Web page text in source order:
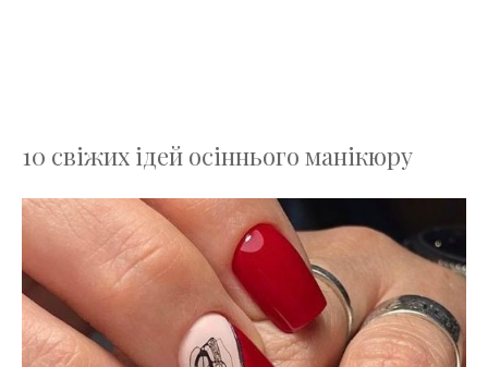
10 свіжих ідей осіннього манікюру